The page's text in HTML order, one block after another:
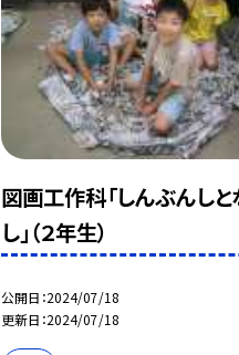
図画工作科「しんぶんしと
し」（２年生）
公開日 2024/07/18
更新日 2024/07/18